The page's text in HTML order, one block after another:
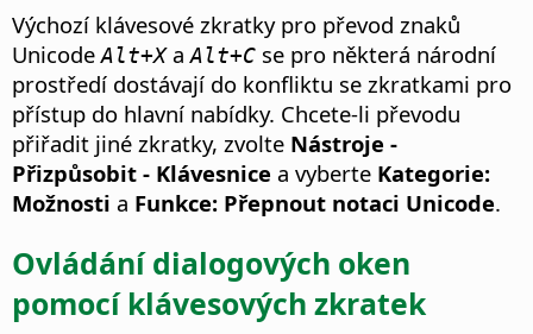
Výchozí klávesové zkratky pro převod znaků
UnicodeAlt+XaAlt+C se pro některá národní
prostředí dostávají do konfliktu se zkratkami pro
přístup do hlavní nabídky. Chcete-li převodu
přiřadit jiné zkratky, zvolte Nástroje -
Přizpůsobit - Klávesnice a vyberte Kategorie:
Možnosti a Funkce: Přepnout notaci Unicode.
Ovládání dialogových oken
pomocí klávesových zkratek